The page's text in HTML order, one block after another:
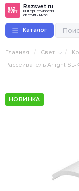
Razsvet.ru
Интернет-магазин
светильников
Каталог
Главная / Свет /
Рассеиватель Arlight
НОВИНКА